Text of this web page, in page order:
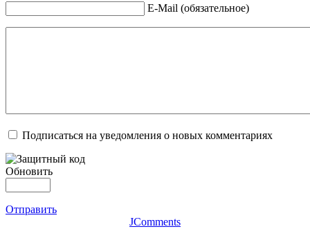
E-Mail (обязательное)
Подписаться на уведомления о новых комментариях
Обновить
Отправить
JComments